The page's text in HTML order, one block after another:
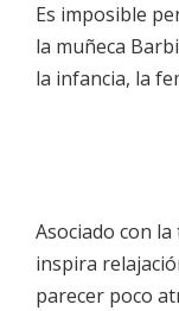
Es imposible
la muñeca
la infancia, la
Asociado con
inspira
parecer poco